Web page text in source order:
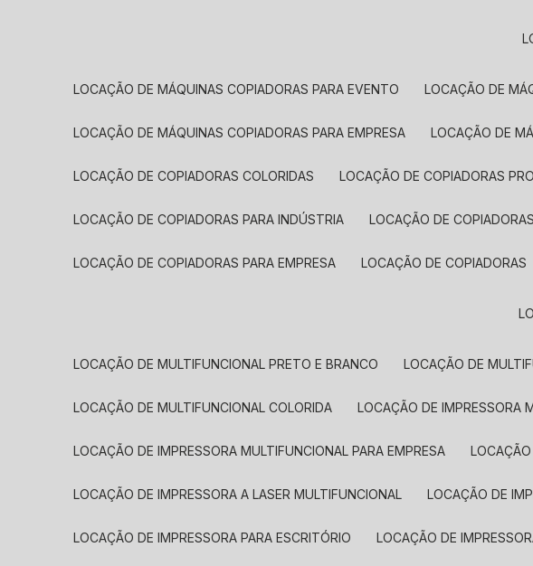
LOCAÇÃO DE MÁQUINAS COPIADORAS PARA EVENTO LOCAÇÃO DE
LOCAÇÃO DE MÁQUINAS COPIADORAS PARA EMPRESA LOCAÇÃO DE
LOCAÇÃO DE COPIADORAS COLORIDAS LOCAÇÃO DE COPIADORAS
LOCAÇÃO DE COPIADORAS PARA INDÚSTRIA LOCAÇÃO DE
LOCAÇÃO DE COPIADORAS PARA EMPRESA LOCAÇÃO DE COPIADORAS
LOCAÇÃO DE MULTIFUNCIONAL PRETO E BRANCO LOCAÇÃO DE
LOCAÇÃO DE MULTIFUNCIONAL COLORIDA LOCAÇÃO DE IMPRESSORA
LOCAÇÃO DE IMPRESSORA MULTIFUNCIONAL PARA EMPRESA
LOCAÇÃO DE IMPRESSORA A LASER MULTIFUNCIONAL LOCAÇÃO DE
LOCAÇÃO DE IMPRESSORA PARA ESCRITÓRIO LOCAÇÃO DE